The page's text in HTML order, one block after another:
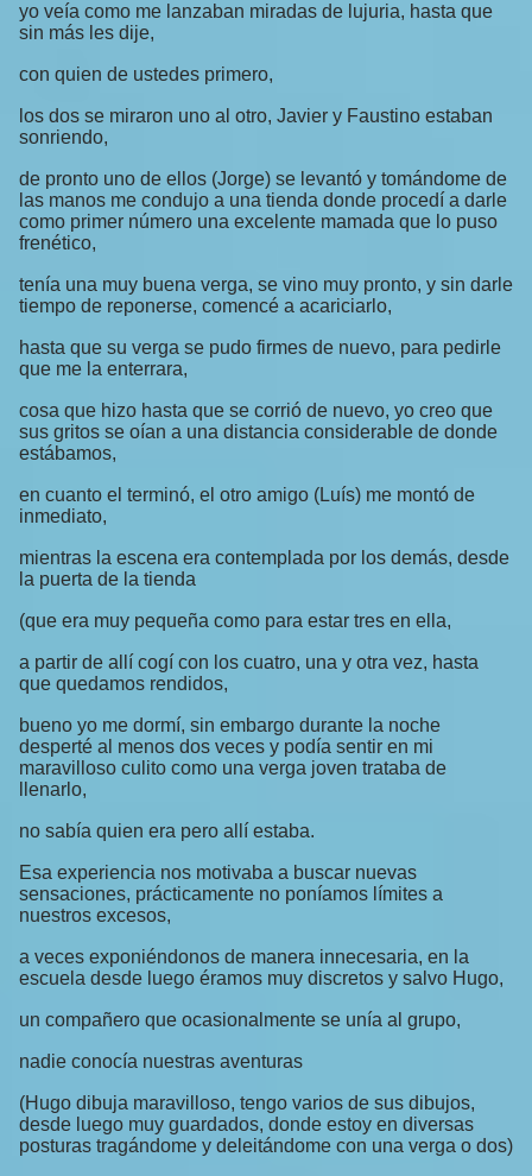
yo veía como me lanzaban miradas de lujuria, hasta que
sin más les dije,
con quien de ustedes primero,
los dos se miraron uno al otro, Javier y Faustino estaban
sonriendo,
de pronto uno de ellos (Jorge) se levantó y tomándome de
las manos me condujo a una tienda donde procedí a darle
como primer número una excelente mamada que lo puso
frenético,
tenía una muy buena verga, se vino muy pronto, y sin darle
tiempo de reponerse, comencé a acariciarlo,
hasta que su verga se pudo firmes de nuevo, para pedirle
que me la enterrara,
cosa que hizo hasta que se corrió de nuevo, yo creo que
sus gritos se oían a una distancia considerable de donde
estábamos,
en cuanto el terminó, el otro amigo (Luís) me montó de
inmediato,
mientras la escena era contemplada por los demás, desde
la puerta de la tienda
(que era muy pequeña como para estar tres en ella,
a partir de allí cogí con los cuatro, una y otra vez, hasta
que quedamos rendidos,
bueno yo me dormí, sin embargo durante la noche
desperté al menos dos veces y podía sentir en mi
maravilloso culito como una verga joven trataba de
llenarlo,
no sabía quien era pero allí estaba.
Esa experiencia nos motivaba a buscar nuevas
sensaciones, prácticamente no poníamos límites a
nuestros excesos,
a veces exponiéndonos de manera innecesaria, en la
escuela desde luego éramos muy discretos y salvo Hugo,
un compañero que ocasionalmente se unía al grupo,
nadie conocía nuestras aventuras
(Hugo dibuja maravilloso, tengo varios de sus dibujos,
desde luego muy guardados, donde estoy en diversas
posturas tragándome y deleitándome con una verga o dos)